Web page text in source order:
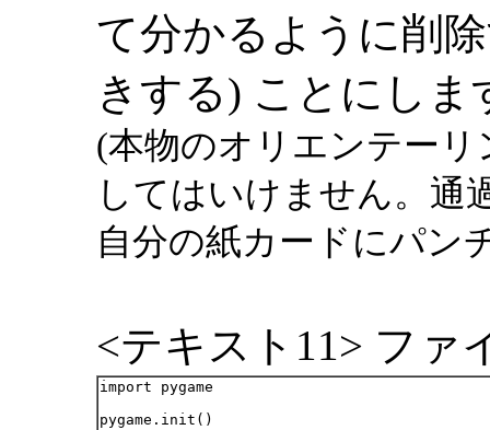
て分かるように削
きする) ことにしま
(本物のオリエンテー
してはいけません。通
自分の紙カードにパン
<テキスト11> ファ
import pygame
pygame.init()